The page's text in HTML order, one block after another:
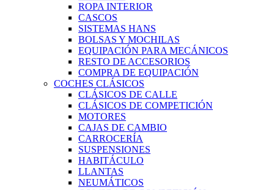
ROPA INTERIOR
CASCOS
SISTEMAS HANS
BOLSAS Y MOCHILAS
EQUIPACIÓN PARA MECÁNICOS
RESTO DE ACCESORIOS
COMPRA DE EQUIPACIÓN
COCHES CLÁSICOS
CLÁSICOS DE CALLE
CLÁSICOS DE COMPETICIÓN
MOTORES
CAJAS DE CAMBIO
CARROCERÍA
SUSPENSIONES
HABITÁCULO
LLANTAS
NEUMÁTICOS